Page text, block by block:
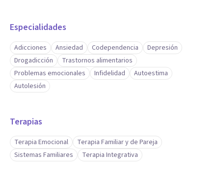
Especialidades
Adicciones Ansiedad Codependencia
Depresión
Drogadicción
Trastornos alimentarios
Problemas emocionales
Infidelidad
Autoestima
Autolesión
Terapias
Terapia Emocional
Terapia Familiar y de Pareja
Sistemas Familiares
Terapia Integrativa